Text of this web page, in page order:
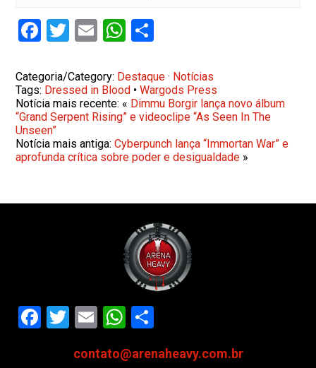
Facebook
Twitter
EmailWhatsApp
Categoria/Category: Destaque · Notícias
Tags: Dressed in Blood •Wargods Press
Notícia mais recente: « Dimmu Borgir lança novo álbum
“Grand Serpent Rising” e videoclipe “As Seen In The
Unseen”
Notícia mais antiga:Cyberpunch lança “Immortan War” e
aprofunda crítica sobre poder e desigualdade »
Facebook
Twitter
EmailWhatsApp
contato@arenaheavy.com.br